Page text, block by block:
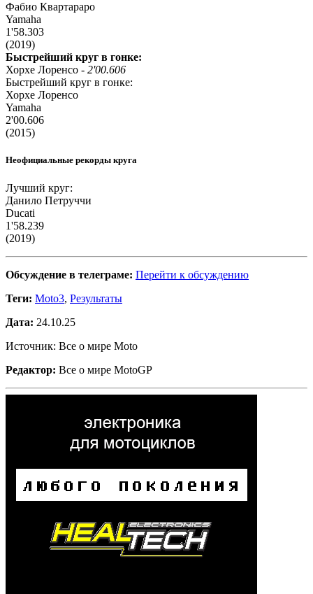
Фабио Квартараро
Yamaha
1'58.303
(2019)
Быстрейший круг в гонке:
Хорхе Лоренсо - 2'00.606
Быстрейший круг в гонке:
Хорхе Лоренсо
Yamaha
2'00.606
(2015)
Неофициальные рекорды круга
Лучший круг:
Данило Петруччи
Ducati
1'58.239
(2019)
Обсуждение в телеграме: Перейти к обсуждению
Теги: Moto3, Результаты
Дата: 24.10.25
Источник: Все о мире Moto
Редактор: Все о мире MotoGP